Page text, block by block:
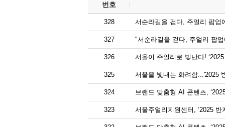
번호
328 서순라길을 걷다, 주얼리 팝업
327 "서순라길을 걷다, 주얼리 팝
326 서울이 주얼리로 빛난다!
325 서울을 빛내는 화려함...'2025
324 브랜드 맟춤형 AI 콘텐츠,
323 서울주얼리지원센터, ‘2025 반